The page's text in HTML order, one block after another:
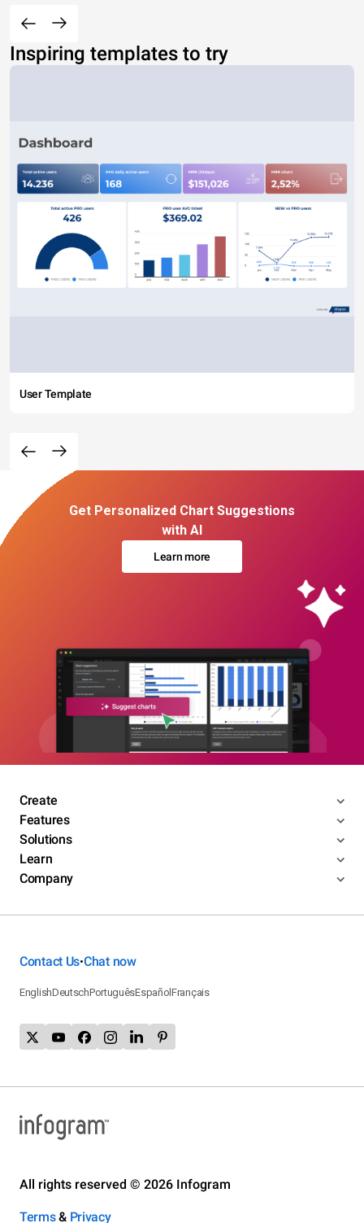
Inspiring templates to try
User Template
Get Personalized Chart Suggestions
with AI
Learn more
Create
Features
Solutions
Learn
Company
Contact Us•Chat now
EnglishDeutschPortuguêsEspañolFrançais
All rights reserved © 2026 Infogram
Terms& Privacy